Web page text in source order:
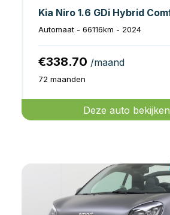
Automaat - 66116km - 2024
€338.70 /maand
72 maanden
Deze auto bekijken